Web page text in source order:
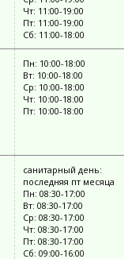
Чт: 11:00-19:00
Пт: 11:00-19:00
Сб: 11:00-18:00
Пн: 10:00-18:00
Вт: 10:00-18:00
Ср: 10:00-18:00
Чт: 10:00-18:00
Пт: 10:00-18:00
санитарный день:
последняя пт месяца
Пн: 08:30-17:00
Вт: 08:30-17:00
Ср: 08:30-17:00
Чт: 08:30-17:00
Пт: 08:30-17:00
Сб: 09:00-16:00